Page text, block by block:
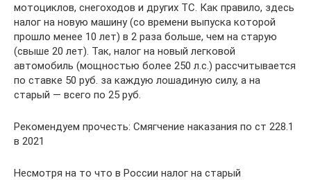
мотоциклов, снегоходов и других ТС. Как правило, здесь
налог на новую машину (со времени выпуска которой
прошло менее 10 лет) в 2 раза больше, чем на старую
(свыше 20 лет). Так, налог на новый легковой
автомобиль (мощностью более 250 л.с.) рассчитывается
по ставке 50 руб. за каждую лошадиную силу, а на
старый — всего по 25 руб.
Рекомендуем прочесть: Смягчение наказания по ст 228.1
в 2021
Несмотря на то что в России налог на старый